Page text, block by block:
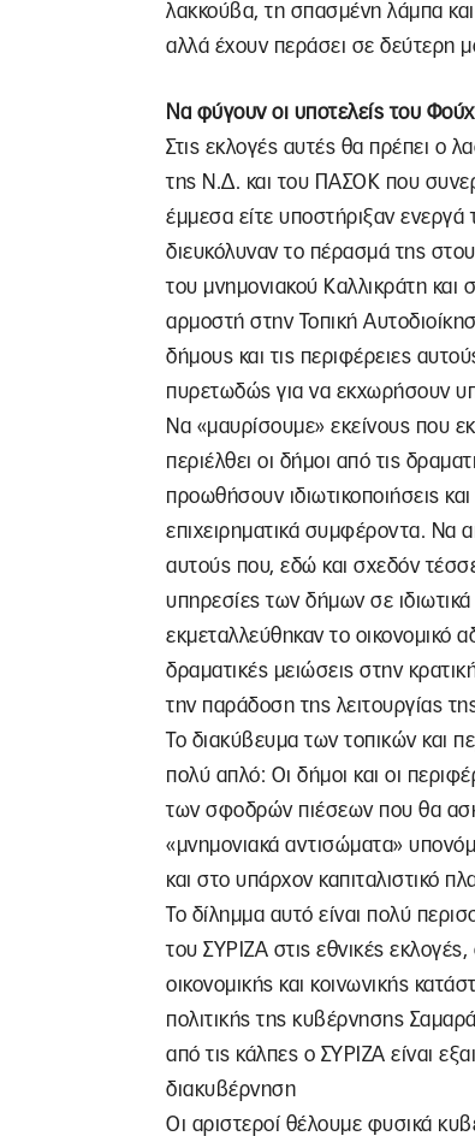
λακκούβα, τη σπασμένη λάμπα και
αλλά έχουν περάσει σε δεύτερη
Να φύγουν οι υποτελείς του
Στις εκλογές αυτές θα πρέπει ο
της Ν.Δ. και του ΠΑΣΟΚ που
έμμεσα είτε υποστήριξαν ενεργά
διευκόλυναν το πέρασμά της
του μνημονιακού Καλλικράτη και
αρμοστή στην Τοπική
δήμους και τις περιφέρειες
πυρετωδώς για να εκχωρήσουν
Να «μαυρίσουμε» εκείνους που
περιέλθει οι δήμοι από τις
προωθήσουν ιδιωτικοποιήσεις
επιχειρηματικά συμφέροντα. Να
αυτούς που, εδώ και σχεδόν
υπηρεσίες των δήμων σε
εκμεταλλεύθηκαν το οικονομικό
δραματικές μειώσεις στην
την παράδοση της λειτουργίας
Το διακύβευμα των τοπικών και
πολύ απλό: Οι δήμοι και οι
των σφοδρών πιέσεων που θα
«μνημονιακά αντισώματα»
και στο υπάρχον καπιταλιστικό
Το δίλημμα αυτό είναι πολύ
του ΣΥΡΙΖΑ στις εθνικές
οικονομικής και κοινωνικής
πολιτικής της κυβέρνησης
από τις κάλπες ο ΣΥΡΙΖΑ είναι
διακυβέρνηση
Οι αριστεροί θέλουμε φυσικά